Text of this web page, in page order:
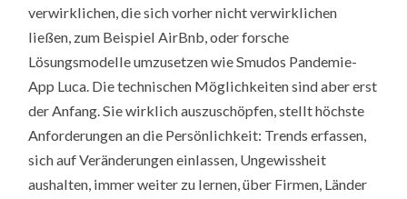
verwirklichen, die sich vorher nicht verwirklichen
ließen, zum Beispiel AirBnb, oder forsche
Lösungsmodelle umzusetzen wie Smudos Pandemie-
App Luca. Die technischen Möglichkeiten sind aber erst
der Anfang. Sie wirklich auszuschöpfen, stellt höchste
Anforderungen an die Persönlichkeit: Trends erfassen,
sich auf Veränderungen einlassen, Ungewissheit
aushalten, immer weiter zu lernen, über Firmen, Länder